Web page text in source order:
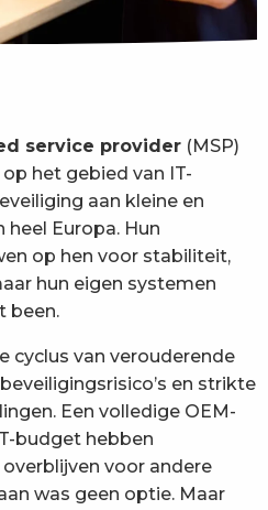
service provider (MSP)
het gebied van IT-
aan kleine en
Europa. Hun
op hen voor stabiliteit,
hun eigen systemen
been.
cyclus van verouderende
en strikte
Een volledige OEM-
budget hebben
voor andere
was geen optie. Maar